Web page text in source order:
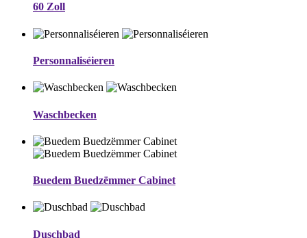
60 Zoll
Personnaliséieren
Waschbecken
Buedem Buedzëmmer Cabinet
Duschbad